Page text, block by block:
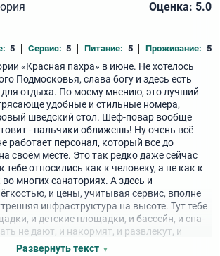
Оценка: 5.0
5 Сервис: 5 Питание: 5 Проживание: 5
«Красная пахра» в июне. Не хотелось
Подмосковья, слава богу и здесь есть
отдыха. По моему мнению, это лучший
удобные и стильные номера,
шведский стол. Шеф-повар вообще
- пальчики оближешь! Ну очень всё
работает персонал, который все до
своём месте. Это так редко даже сейчас
тебе относились как к человеку, а не как к
во многих санаториях. А здесь и
и цены, учитывая сервис, вполне
инфраструктура на высоте. Тут тебе
и детские площадки, и бассейн, и спа-
не дают, и накормят, и развлекут, и
рекомендую!
Развернуть текст